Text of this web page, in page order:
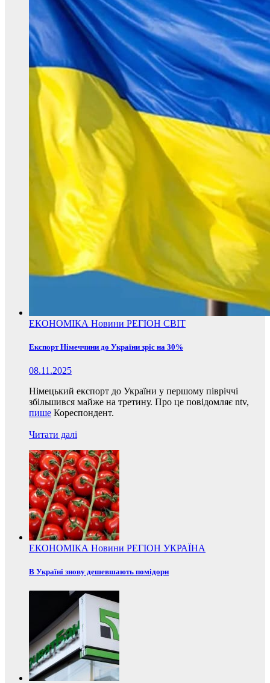
ЕКОНОМІКА Новини РЕГІОН СВІТ
Експорт Німеччини до України зріс на 30%
08.11.2025
Німецький експорт до України у першому півріччі
збільшився майже на третину. Про це повідомляє ntv,
пише Кореспондент.
Читати далі
ЕКОНОМІКА Новини РЕГІОН УКРАЇНА
В Україні знову дешевшають помідори